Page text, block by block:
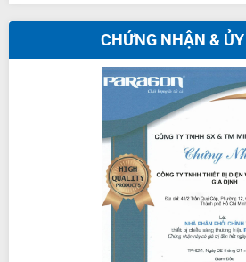
CHỨNG NHẬN & ỦY